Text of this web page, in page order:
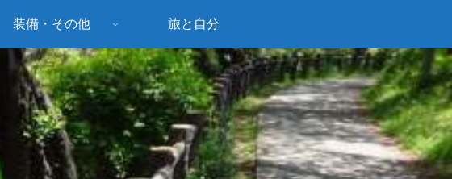
装備・その他 旅と自分